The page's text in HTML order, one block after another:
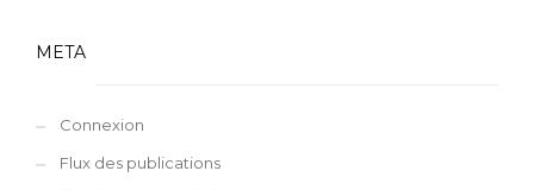
META
Connexion
Flux des publications